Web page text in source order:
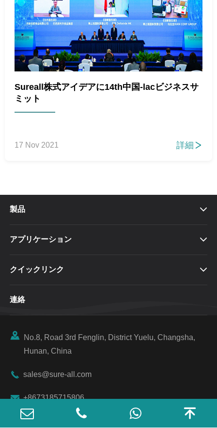
Sureall株式アイデアに14th中国-lacビジネスサ
ミット
17 Nov 2021 詳細 
製品 
アプリケーション 
クイックリンク 
連絡

No.8, Road 3rd Fenglin, District Yuelu, Changsha,
Hunan, China
 sales@sure-all.com
 +8673185715806
